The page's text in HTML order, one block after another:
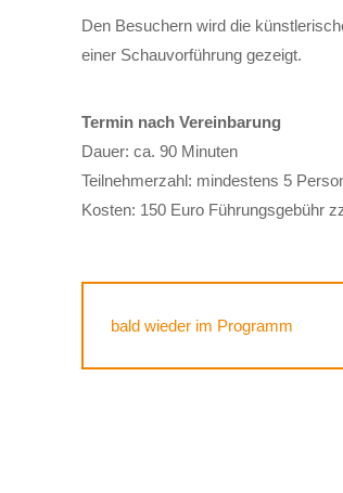
Den Besuchern wird die
einer Schauvorführung gezeigt.
Termin nach Vereinbarung
Dauer: ca. 90 Minuten
Teilnehmerzahl: mindestens 5
Kosten: 150 Euro Führungsgebühr
bald wieder im Programm